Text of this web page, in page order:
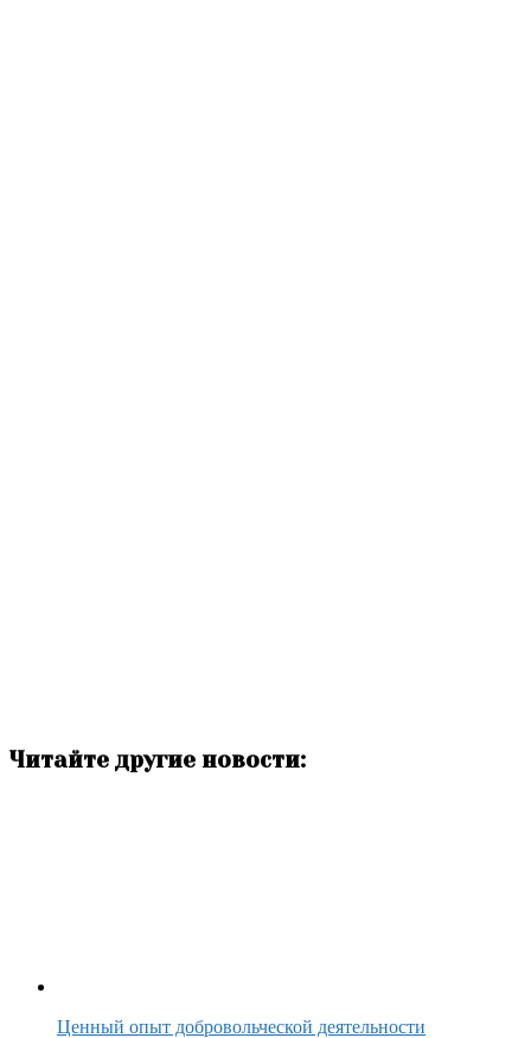
Читайте другие новости:
Ценный опыт добровольческой деятельности